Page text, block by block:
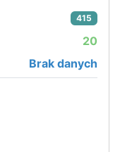
415
20
Brak danych